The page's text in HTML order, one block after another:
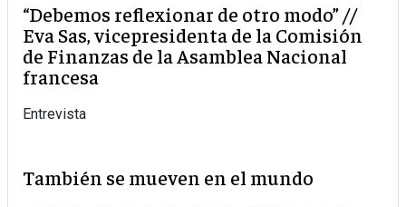
“Debemos reflexionar de otro modo” //
Eva Sas, vicepresidenta de la Comisión
de Finanzas de la Asamblea Nacional
francesa
Entrevista
También se mueven en el mundo